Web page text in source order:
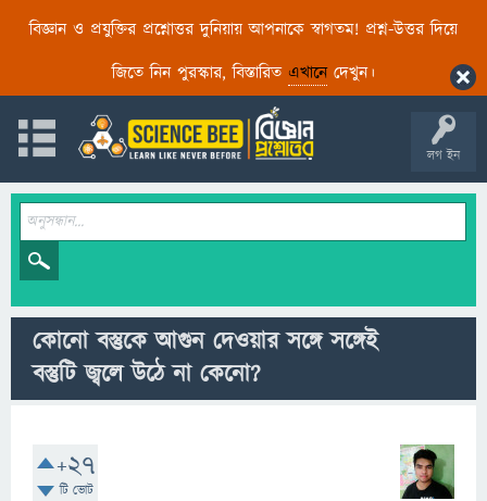
বিজ্ঞান ও প্রযুক্তির প্রশ্নোত্তর দুনিয়ায় আপনাকে স্বাগতম! প্রশ্ন-উত্তর দিয়ে
জিতে নিন পুরস্কার, বিস্তারিত এখানেদেখুন।
লগ ইন
কোনো বস্তুকে আগুন দেওয়ার সঙ্গে সঙ্গেই
বস্তুটি জ্বলে উঠে না কেনো?
+27
টি ভোট